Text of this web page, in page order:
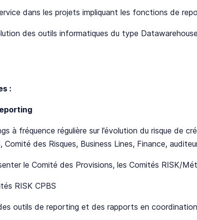
dans les projets impliquant les fonctions de
des outils informatiques du type
:
à fréquence régulière sur l’évolution du risque de
Comité des Risques, Business Lines, Finance,
le Comité des Provisions, les Comités RISK/
RISK CPBS
outils de reporting et des rapports en